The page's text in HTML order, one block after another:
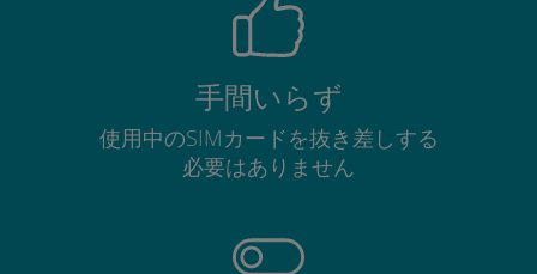
手間いらず
使用中のSIMカードを抜き差しする
必要はありません